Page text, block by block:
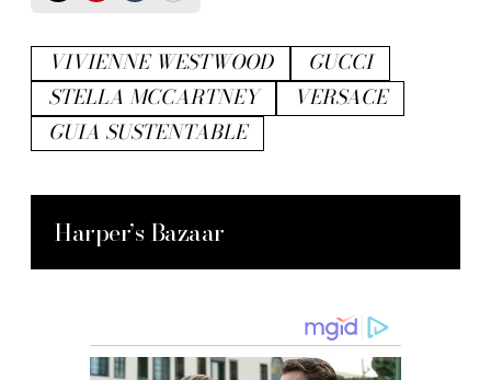
VIVIENNE WESTWOOD
GUCCI
STELLA MCCARTNEY
VERSACE
GUIA SUSTENTABLE
Harper’s Bazaar